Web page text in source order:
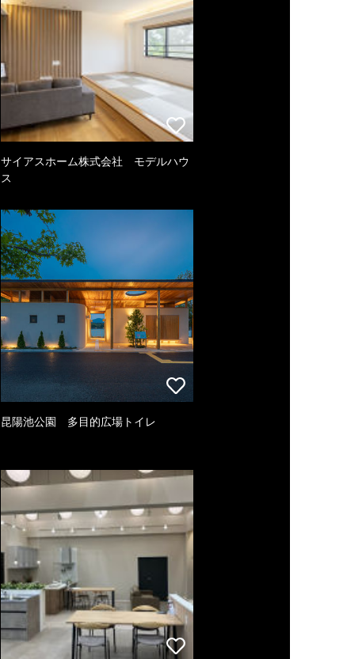
サイアスホーム株式会社 モデルハウ
ス
昆陽池公園 多目的広場トイレ